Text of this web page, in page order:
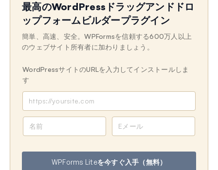
最高のWordPressドラッグアンドドロ
ップフォームビルダープラグイン
簡単、高速、安全。WPFormsを信頼する600万人以上
のウェブサイト所有者に加わりましょう。
WordPressサイトのURLを入力してインストールしま
す
ア
ド
WPForms Liteを今すぐ入手（無料）